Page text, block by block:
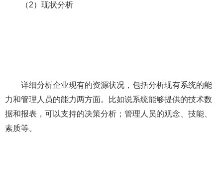
（2）现状分析
详细分析企业现有的资源状况，包括分析现有系统的能
力和管理人员的能力两方面。比如说系统能够提供的技术数
据和报表，可以支持的决策分析；管理人员的观念、技能、
素质等。